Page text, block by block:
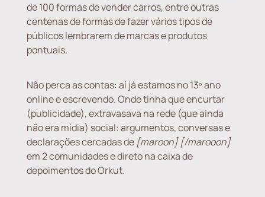
de 100 formas de vender carros, entre outras
centenas de formas de fazer vários tipos de
públicos lembrarem de marcas e produtos
pontuais.
Não perca as contas: aí já estamos no 13º ano
online e escrevendo. Onde tinha que encurtar
(publicidade), extravasava na rede (que ainda
não era mídia) social: argumentos, conversas e
declarações cercadas de [maroon] [/marooon]
em 2 comunidades e direto na caixa de
depoimentos do Orkut.